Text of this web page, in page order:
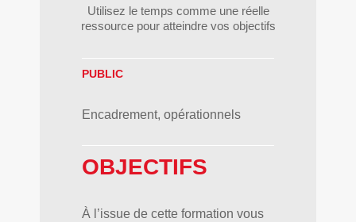
Utilisez le temps comme une réelle
ressource pour atteindre vos objectifs
PUBLIC
Encadrement, opérationnels
OBJECTIFS
À l’issue de cette formation vous